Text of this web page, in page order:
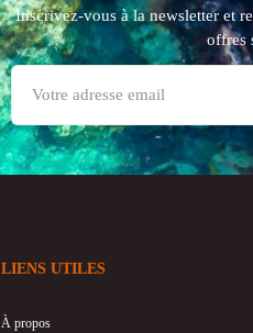
Inscrivez-vous à la newsletter et
offres
LIENS UTILES
À propos